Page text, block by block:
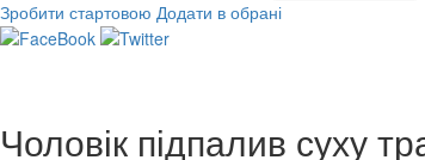
Зробити стартовою Додати в обрані
Чоловік підпалив суху